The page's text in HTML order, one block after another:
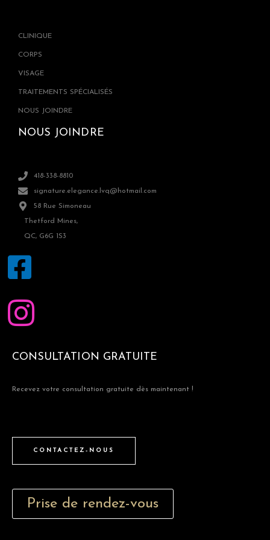
CLINIQUE
CORPS
VISAGE
TRAITEMENTS SPÉCIALISÉS
NOUS JOINDRE
NOUS JOINDRE
418-338-8810
signature.elegance.lvq@hotmail.com
58 Rue Simoneau
Thetford Mines,
QC, G6G 1S3
CONSULTATION GRATUITE
Recevez votre consultation gratuite dès maintenant !
CONTACTEZ-NOUS
Prise de rendez-vous